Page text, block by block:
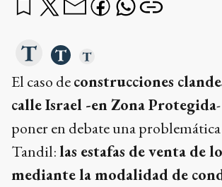
El caso deconstrucciones
calle Israel -en Zona Protegida
poner en debate una problemática
Tandil:las estafas de venta de
mediante la modalidad de